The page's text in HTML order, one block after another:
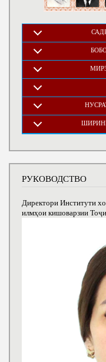
РУКОВОДСТВО
Директори Институти
илмҳои кишоварзии